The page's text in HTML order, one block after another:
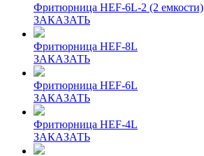
Фритюрница HEF-6L-2 (2 емкости)
ЗАКАЗАТЬ
Фритюрница HEF-8L
ЗАКАЗАТЬ
Фритюрница HEF-6L
ЗАКАЗАТЬ
Фритюрница HEF-4L
ЗАКАЗАТЬ